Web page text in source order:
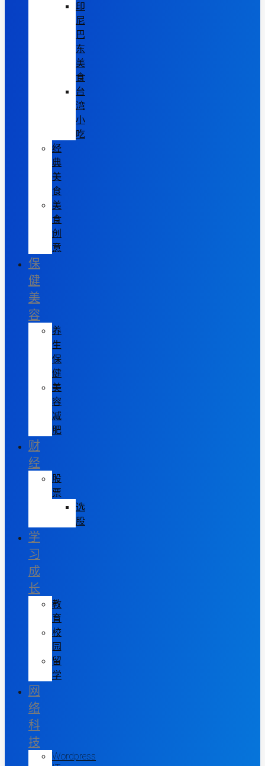
印
尼
巴
东
美
食
台
湾
小
吃
经
典
美
食
美
食
创
意
保
健
美
容
养
生
保
健
美
容
减
肥
财
经
股
票
选
股
学
习
成
长
教
育
校
园
留
学
网
络
科
技
Wordpress